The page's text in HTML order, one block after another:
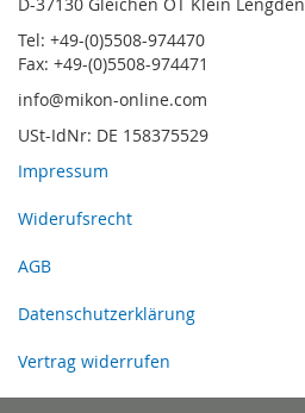
D-37130 Gleichen OT Klein Lengden
Tel: +49-(0)5508-974470
Fax: +49-(0)5508-974471
info@mikon-online.com
USt-IdNr: DE 158375529
Impressum
Widerufsrecht
AGB
Datenschutzerklärung
Vertrag widerrufen